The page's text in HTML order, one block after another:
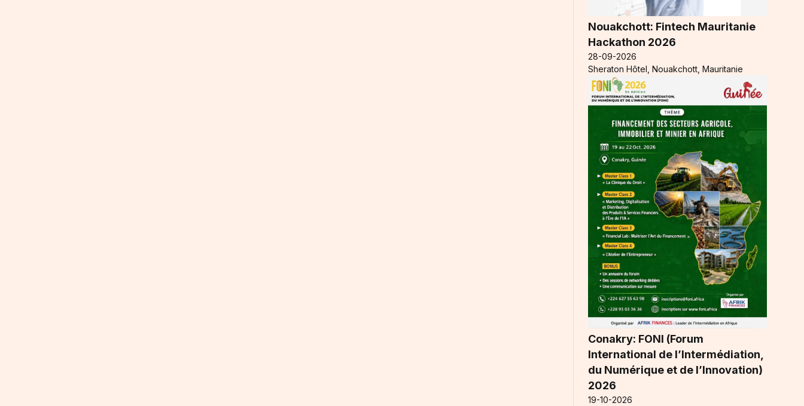
Nouakchott: Fintech Mauritanie
Hackathon 2026
28-09-2026
Sheraton Hôtel, Nouakchott, Mauritanie
Conakry: FONI (Forum
International de l’Intermédiation,
du Numérique et de l’Innovation)
2026
19-10-2026